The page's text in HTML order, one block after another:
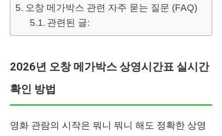
오창 메가박스 관련 자주 묻는 질문 (FAQ)
관련된 글:
2026년 오창 메가박스 상영시간표 실시간
확인 방법
영화 관람의 시작은 뭐니 뭐니 해도 정확한 상영